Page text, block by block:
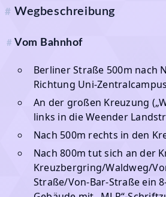
Wegbeschreibung
#
Vom Bahnhof
#
Berliner Straße 500m nach
Richtung Uni-
An der großen Kreuzung
links in die Weender
Nach 500m rechts in den
Nach 800m tut sich an der
Kreuzbergring/Waldweg/
Straße/Von-Bar-Straße ein